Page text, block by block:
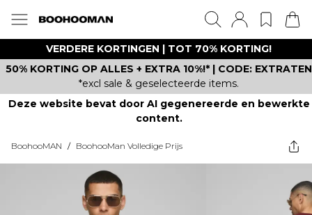
VERDERE KORTINGEN | TOT 70% KORTING!
50% KORTING OP ALLES + EXTRA 10%!* | CODE: EXTRATEN
*excl sale & geselecteerde items.
Deze website bevat door AI gegenereerde en bewerkte
content.
BoohooMAN / BoohooMan Volledige Prijs